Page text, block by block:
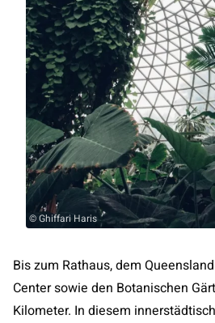
© Ghiffari Haris
Bis zum Rathaus, dem
Center sowie den Botanischen
Kilometer. In diesem